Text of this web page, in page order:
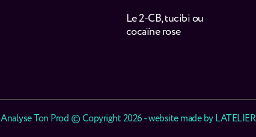
Le 2-CB, tucibi ou
cocaïne rose
Analyse Ton Prod © Copyright 2026 - website made byLATELIER